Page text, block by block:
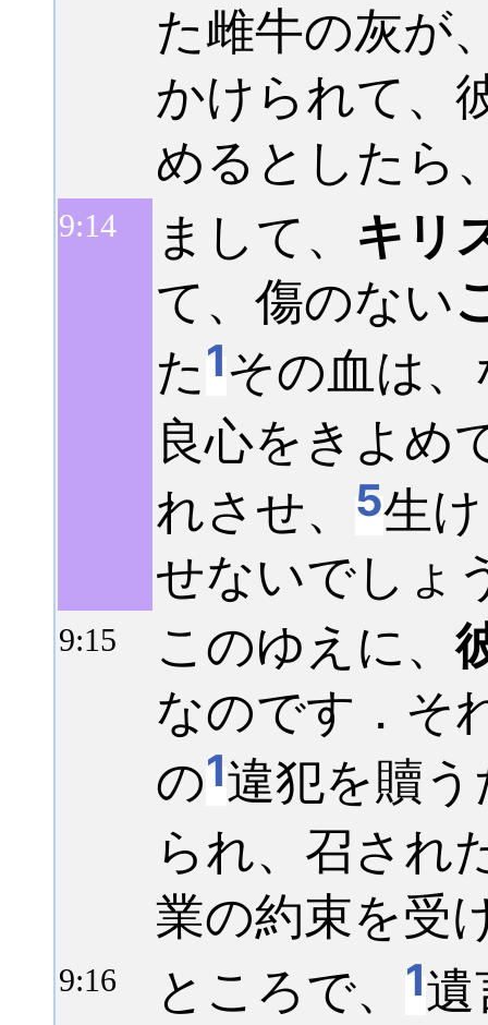
た雌牛の灰が
かけられて、
めるとしたら
9:14 まして、 キリ
て、傷のない
た1その血は
良心をきよめ
れさせ、
5生
せないでしょ
9:15 このゆえに、
なのです．そ
の1違犯を贖
られ、召され
業の約束を受
9:16 ところで、 1